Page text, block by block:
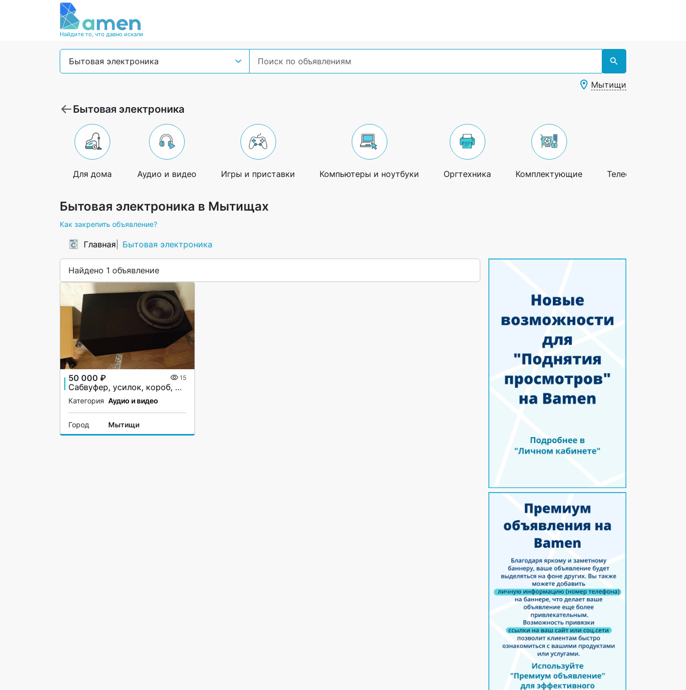
Найдите то, что давно искали
Бытовая электроника
Мытищи
Бытовая электроника
Для дома Аудио и видео Игры и приставки Компьютеры и ноутбуки Оргтехника Комплектующие Телефоны и
Бытовая электроника в Мытищах
Как закрепить объявление?
Главная Бытовая электроника
Найдено 1 объявление
50 000 ₽ 15
Сабвуфер, усилок, короб, провода для подключения
Категория Аудио и видео
Город Мытищи